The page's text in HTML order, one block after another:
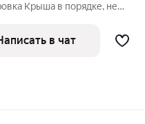
Звоните для
в чат